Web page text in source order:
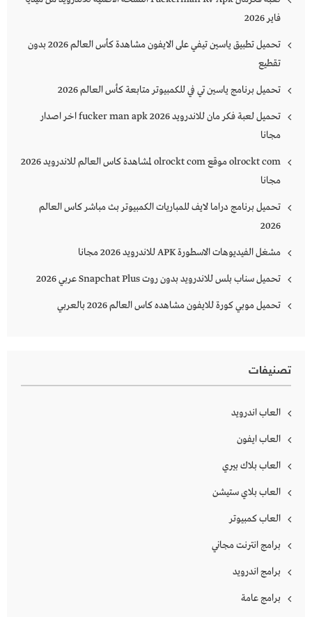
فاير 2026
تحميل تطبيق ياسين تيفي على الايفون مشاهدة كأس العالم 2026 بدون
تقطيع
تحميل برنامج ياسين تي في للكمبيوتر متابعة كأس العالم 2026
تحميل لعبة فكر مان للاندرويد 2026 fucker man apk اخر اصدار
مجانا
olrockt com موقع olrockt com لمشاهدة كاس العالم للاندرويد 2026
مجانا
تحميل برنامج دراما لايف للمباريات الكمبيوتر بث مباشر كاس العالم
2026
مشغل الفيديوهات الاسطورة APK للاندرويد 2026 مجانا
تحميل سناب بلس للاندرويد بدون روت Snapchat Plus‏ عربي 2026
تحميل موبي كورة للايفون مشاهده كاس العالم 2026 بالعربي
تصنيفات
العاب اندرويد
العاب ايفون
العاب بلاك بيري
العاب بلاي ستيشن
العاب كمبيوتر
برامج انترنت مجاني
برامج اندرويد
برامج عامة